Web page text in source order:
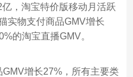
，淘宝特价版移动月活跃
实物支付商品GMV增长
的淘宝直播GMV。
增长27%，所有主要类